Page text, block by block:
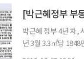
박근혜 정부 4년 차,
년 3월 3.3㎡당 1848